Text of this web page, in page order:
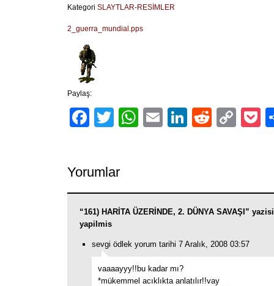
Kategori SLAYTLAR-RESİMLER
2_guerra_mundial.pps
Paylaş:
Facebook
TwitterWhatsApp
EmailLinkedIn
Reddit
Yorumlar
“161) HARİTA ÜZERİNDE, 2. DÜNYA SAVAŞI”
yapilmis
sevgi ödlek yorum tarihi 7 Aralık, 2008 03:57
vaaaayyy!!bu kadar mı?
*mükemmel acıklıkta anlatılır!!vay